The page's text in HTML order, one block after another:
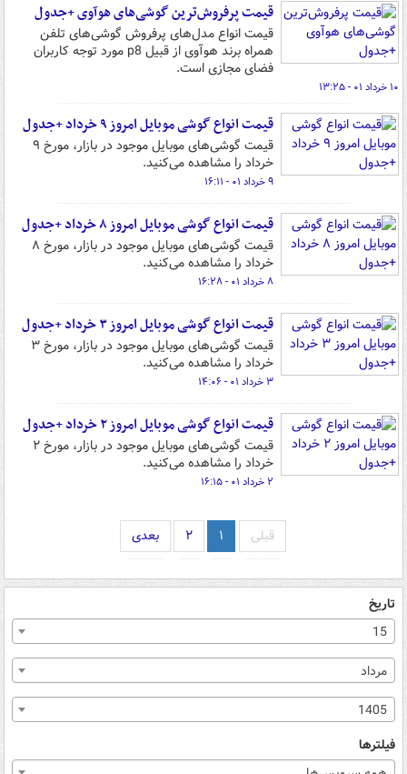
قیمت پرفروش‌ترین گوشی‌های هوآوی +جدول
قیمت انواع مدل‌های پرفروش گوشی‌های تلفن‌
همراه برند هوآوی از قبیل p8 مورد توجه کاربران
فضای مجازی است.
۱۰ خرداد ۰۱ - ۱۳:۲۵
قیمت انواع گوشی موبایل امروز ۹ خرداد +جدول
قیمت گوشی‌های موبایل موجود در بازار، مورخ ۹
خرداد را مشاهده می‌کنید.
۹ خرداد ۰۱ - ۱۶:۱۱
قیمت انواع گوشی موبایل امروز ۸ خرداد +جدول
قیمت گوشی‌های موبایل موجود در بازار، مورخ ۸
خرداد را مشاهده می‌کنید.
۸ خرداد ۰۱ - ۱۶:۲۸
قیمت انواع گوشی موبایل امروز ۳ خرداد +جدول
قیمت گوشی‌های موبایل موجود در بازار، مورخ ۳
خرداد را مشاهده می‌کنید.
۳ خرداد ۰۱ - ۱۴:۰۶
قیمت انواع گوشی موبایل امروز ۲ خرداد +جدول
قیمت گوشی‌های موبایل موجود در بازار، مورخ ۲
خرداد را مشاهده می‌کنید.
۲ خرداد ۰۱ - ۱۶:۱۵
قبلی ۱ ۲ بعدی
تاریخ
15
مرداد
1405
فیلترها